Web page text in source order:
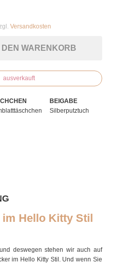
Versandkosten
DEN WARENKORB
ausverkauft
BEIGABE
Silberputztuch
Hello Kitty Stil
deswegen stehen wir auch auf
im Hello Kitty Stil. Und wenn Sie